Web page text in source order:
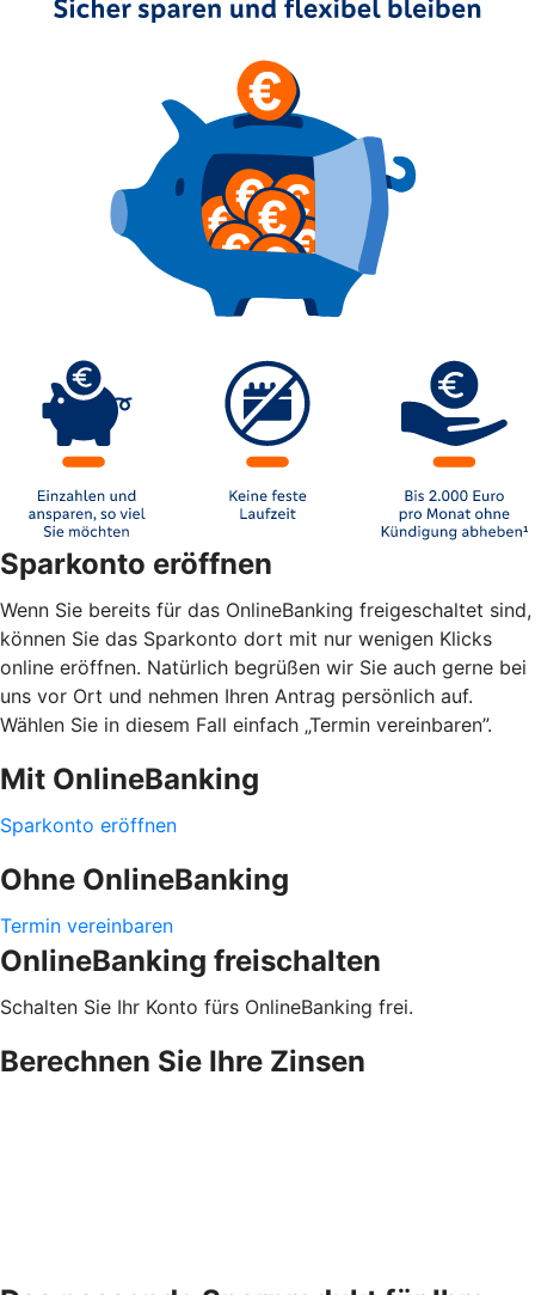
Sparkonto eröffnen
Wenn Sie bereits für das OnlineBanking freigeschaltet sind,
können Sie das Sparkonto dort mit nur wenigen Klicks
online eröffnen. Natürlich begrüßen wir Sie auch gerne bei
uns vor Ort und nehmen Ihren Antrag persönlich auf.
Wählen Sie in diesem Fall einfach „Termin vereinbaren”.
Mit OnlineBanking
Sparkonto eröffnen
Ohne OnlineBanking
Termin vereinbaren
OnlineBanking freischalten
Schalten Sie Ihr Konto fürs OnlineBanking frei.
Berechnen Sie Ihre Zinsen